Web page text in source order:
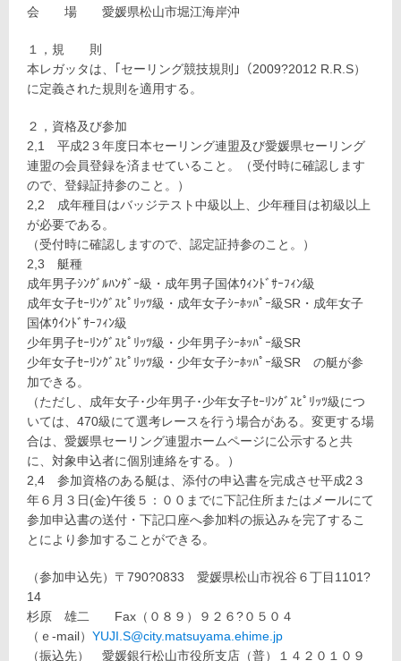
会 場 愛媛県松山市堀江海岸沖
１，規 則
本レガッタは、｢セーリング競技規則｣（2009?2012 R.R.S）
に定義された規則を適用する。
２，資格及び参加
2,1 平成2３年度日本セーリング連盟及び愛媛県セーリング
連盟の会員登録を済ませていること。（受付時に確認します
ので、登録証持参のこと。）
2,2 成年種目はバッジテスト中級以上、少年種目は初級以上
が必要である。
（受付時に確認しますので、認定証持参のこと。）
2,3 艇種
成年男子ｼﾝｸﾞﾙﾊﾝﾀﾞｰ級・成年男子国体ｳｨﾝﾄﾞｻｰﾌｨﾝ級
成年女子ｾｰﾘﾝｸﾞｽﾋﾟﾘｯﾂ級・成年女子ｼｰﾎｯﾊﾟｰ級SR・成年女子
国体ｳｲﾝﾄﾞｻｰﾌｨﾝ級
少年男子ｾｰﾘﾝｸﾞｽﾋﾟﾘｯﾂ級・少年男子ｼｰﾎｯﾊﾟｰ級SR
少年女子ｾｰﾘﾝｸﾞｽﾋﾟﾘｯﾂ級・少年女子ｼｰﾎｯﾊﾟｰ級SR の艇が参
加できる。
（ただし、成年女子･少年男子･少年女子ｾｰﾘﾝｸﾞｽﾋﾟﾘｯﾂ級につ
いては、470級にて選考レースを行う場合がある。変更する場
合は、愛媛県セーリング連盟ホームページに公示すると共
に、対象申込者に個別連絡をする。）
2,4 参加資格のある艇は、添付の申込書を完成させ平成2３
年６月３日(金)午後５：００までに下記住所またはメールにて
参加申込書の送付・下記口座へ参加料の振込みを完了するこ
とにより参加することができる。
（参加申込先）〒790?0833 愛媛県松山市祝谷６丁目1101?
14
杉原 雄二 Fax（０８９）９２６?０５０４
（ｅ-mail） YUJI.S@city.matsuyama.ehime.jp
（振込先） 愛媛銀行松山市役所支店（普）１４２０１０９